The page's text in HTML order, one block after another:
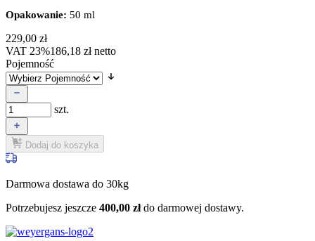
Opakowanie: 50 ml
229,00 zł
VAT 23%186,18 złnetto
Pojemność
szt.
Dodaj do koszyka
Darmowa dostawa do 30kg
Potrzebujesz jeszcze 400,00 złdo darmowej dostawy.